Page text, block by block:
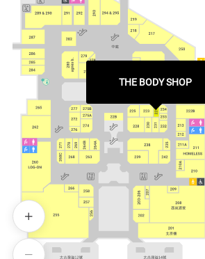
美容/個人護理
THE BODY SHOP